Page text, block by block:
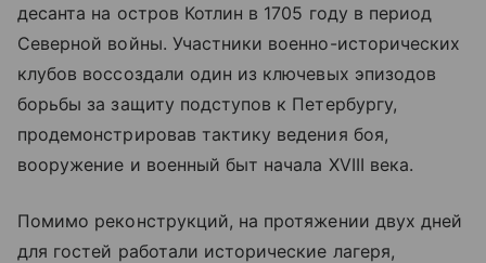
десанта на остров Котлин в 1705 году в период
Северной войны. Участники военно-исторических
клубов воссоздали один из ключевых эпизодов
борьбы за защиту подступов к Петербургу,
продемонстрировав тактику ведения боя,
вооружение и военный быт начала XVIII века.
Помимо реконструкций, на протяжении двух дней
для гостей работали исторические лагеря,